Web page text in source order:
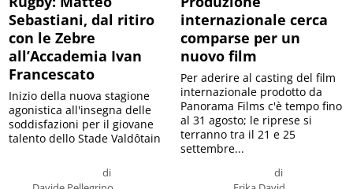
Sebastiani, dal ritiro
con le Zebre
all’Accademia Ivan
Francescato
di
Inizio della nuova stagione
agonistica all'insegna delle
soddisfazioni per il giovane
talento dello Stade Valdôtain
internazionale cerca
comparse per un
nuovo film
di
Per aderire al casting del film
internazionale prodotto da
Panorama Films c'è tempo fino
al 31 agosto; le riprese si
terranno tra il 21 e 25
settembre...